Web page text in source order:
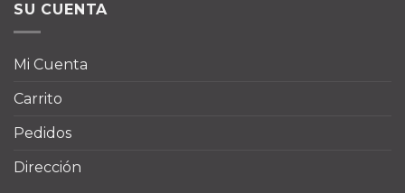
SU CUENTA
Mi Cuenta
Carrito
Pedidos
Dirección